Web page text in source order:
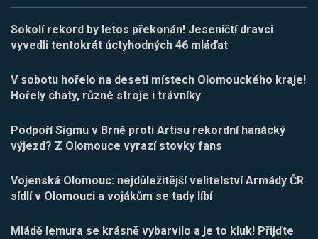
Sokolí rekord by letos překonán! Jeseničtí dravci
vyvedli tentokrát úctyhodných 46 mláďat
V sobotu hořelo na deseti místech Olomouckého kraje!
Hořely chaty, různé stroje i trávníky
Podpoří Sigmu v Brně proti Artisu rekordní hanácký
výjezd? Z Olomouce vyrazí stovky fans
Vojenská Olomouc: nejdůležitější velitelství Armády ČR
sídlí v Olomouci a vojákům se tady líbí
Mládě lemura se krásně vybarvilo a je to kluk! Přijďte